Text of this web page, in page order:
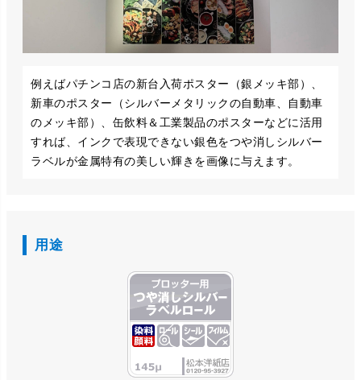
例えばパチンコ店の新台入荷ポスター（銀メッキ部）、
新車のポスター（シルバーメタリックの自動車、自動車
のメッキ部）、缶飲料＆工業製品のポスターなどに活用
すれば、インクで表現できない銀色をつや消しシルバー
ラベルが金属特有の美しい輝きを画像に与えます。
用途